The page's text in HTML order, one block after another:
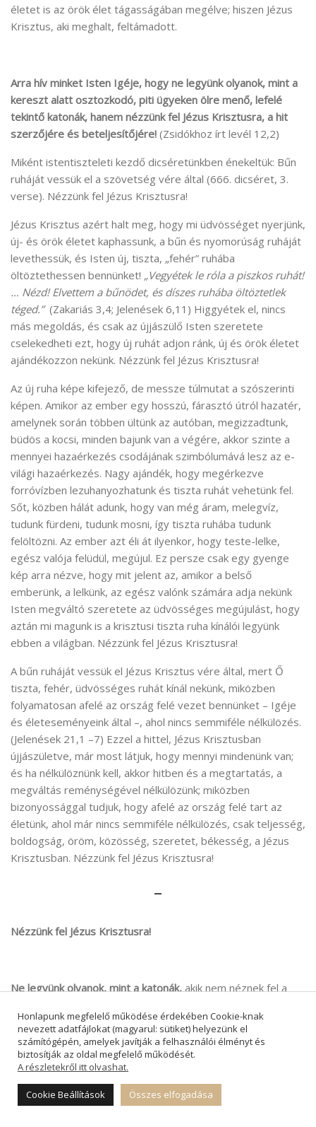
életet is az örök élet tágasságában megélve; hiszen Jézus
Krisztus, aki meghalt, feltámadott.
Arra hív minket Isten Igéje, hogy ne legyünk olyanok, mint a
kereszt alatt osztozkodó, piti ügyeken ölre menő, lefelé
tekintő katonák, hanem nézzünk fel Jézus Krisztusra, a hit
szerzőjére és beteljesítőjére! (Zsidókhoz írt levél 12,2)
Miként istentiszteleti kezdő dicséretünkben énekeltük: Bűn
ruháját vessük el a szövetség vére által (666. dicséret, 3.
verse). Nézzünk fel Jézus Krisztusra!
Jézus Krisztus azért halt meg, hogy mi üdvösséget nyerjünk,
új- és örök életet kaphassunk, a bűn és nyomorúság ruháját
levethessük, és Isten új, tiszta, „fehér” ruhába
öltöztethessen bennünket! „Vegyétek le róla a piszkos ruhát!
… Nézd! Elvettem a bűnödet, és díszes ruhába öltöztetlek
téged.”(Zakariás 3,4; Jelenések 6,11) Higgyétek el, nincs
más megoldás, és csak az újjászülő Isten szeretete
cselekedheti ezt, hogy új ruhát adjon ránk, új és örök életet
ajándékozzon nekünk. Nézzünk fel Jézus Krisztusra!
Az új ruha képe kifejező, de messze túlmutat a szószerinti
képen. Amikor az ember egy hosszú, fárasztó útról hazatér,
amelynek során többen ültünk az autóban, megizzadtunk,
büdös a kocsi, minden bajunk van a végére, akkor szinte a
mennyei hazaérkezés csodájának szimbólumává lesz az e-
világi hazaérkezés. Nagy ajándék, hogy megérkezve
forróvízben lezuhanyozhatunk és tiszta ruhát vehetünk fel.
Sőt, közben hálát adunk, hogy van még áram, melegvíz,
tudunk fürdeni, tudunk mosni, így tiszta ruhába tudunk
felöltözni. Az ember azt éli át ilyenkor, hogy teste-lelke,
egész valója felüdül, megújul. Ez persze csak egy gyenge
kép arra nézve, hogy mit jelent az, amikor a belső
emberünk, a lelkünk, az egész valónk számára adja nekünk
Isten megváltó szeretete az üdvösséges megújulást, hogy
aztán mi magunk is a krisztusi tiszta ruha kínálói legyünk
ebben a világban. Nézzünk fel Jézus Krisztusra!
A bűn ruháját vessük el Jézus Krisztus vére által, mert Ő
tiszta, fehér, üdvösséges ruhát kínál nekünk, miközben
folyamatosan afelé az ország felé vezet bennünket – Igéje
és életeseményeink által –, ahol nincs semmiféle nélkülözés.
(Jelenések 21,1 –7) Ezzel a hittel, Jézus Krisztusban
újjászületve, már most látjuk, hogy mennyi mindenünk van;
és ha nélkülöznünk kell, akkor hitben és a megtartatás, a
megváltás reménységével nélkülözünk; miközben
bizonyossággal tudjuk, hogy afelé az ország felé tart az
életünk, ahol már nincs semmiféle nélkülözés, csak teljesség,
boldogság, öröm, közösség, szeretet, békesség, a Jézus
Krisztusban. Nézzünk fel Jézus Krisztusra!
–
Nézzünk fel Jézus Krisztusra!
Ne legyünk olyanok, mint a katonák,akik nem néznek fel a
szeretetének gazdagsága, miközben azon harcolnak
egymással a világtörténelem legnagyobb eseményének
történése közben is, hogy ki miben győz és ki mit birtokol
majd itt…
Honlapunk megfelelő működése érdekében Cookie-knak
nevezett adatfájlokat (magyarul: sütiket) helyezünk el
számítógépén, amelyek javítják a felhasználói élményt és
biztosítják az oldal megfelelő működését.
A részletekről itt olvashat.
Cookie Beállítások Összes elfogadása